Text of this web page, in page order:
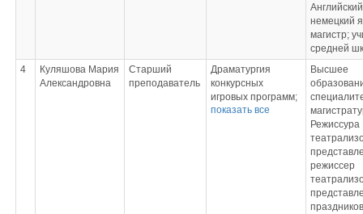
немецкий
магистр;
средней
4
Куляшова Мария
Александровна
Старший
преподаватель
Драматургия
конкурсных
игровых программ;
Информационно-
показать все
Высшее
Режиссура
режиссер